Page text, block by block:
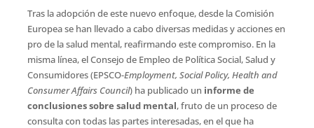
Tras la adopción de este nuevo enfoque, desde la Comisión
Europea se han llevado a cabo diversas medidas y acciones en
pro de la salud mental, reafirmando este compromiso. En la
misma línea, el Consejo de Empleo de Política Social, Salud y
Consumidores (EPSCO-Employment, Social Policy, Health and
Consumer Affairs Council) ha publicado un informe de
conclusiones sobre salud mental, fruto de un proceso de
consulta con todas las partes interesadas, en el que ha